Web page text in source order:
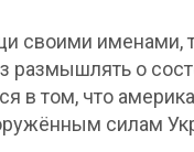
своими именами,
размышлять о
в том, что
силам